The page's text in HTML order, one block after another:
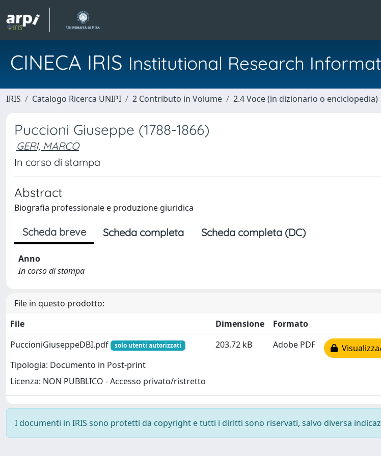
CINECA IRIS Institutional Research
IRIS Catalogo Ricerca UNIPI 2 Contributo in Volume 2.4 Voce (in dizionario o enciclopedia)
Puccioni Giuseppe (1788-1866)
GERI, MARCO
In corso di stampa
Abstract
Biografia professionale e produzione giuridica
Scheda breve Scheda completa Scheda completa (DC)
Anno
In corso di stampa
File in questo prodotto:
File
Dimensione
Formato
PuccioniGiuseppeDBI.pdf
solo utenti autorizzati
Tipologia: Documento in Post-print
Licenza: NON PUBBLICO - Accesso privato/ristretto
203.72 kB Adobe PDF
I documenti in IRIS sono protetti da copyright e tutti i diritti sono riservati, salvo diversa